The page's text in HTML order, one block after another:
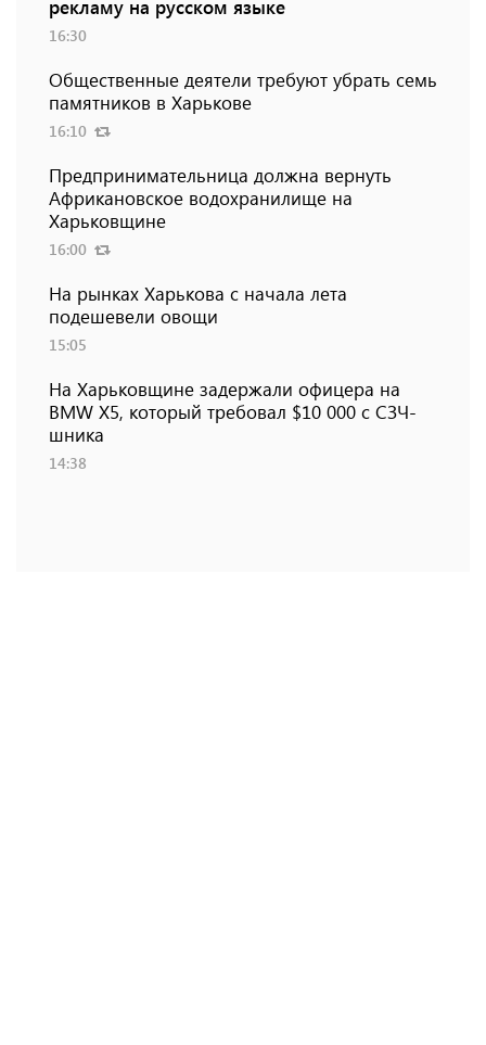
рекламу на русском языке
16:30
Общественные деятели требуют убрать семь
памятников в Харькове
16:10
Предпринимательница должна вернуть
Африкановское водохранилище на
Харьковщине
16:00
На рынках Харькова с начала лета
подешевели овощи
15:05
На Харьковщине задержали офицера на
BMW Х5, который требовал $10 000 с СЗЧ-
шника
14:38